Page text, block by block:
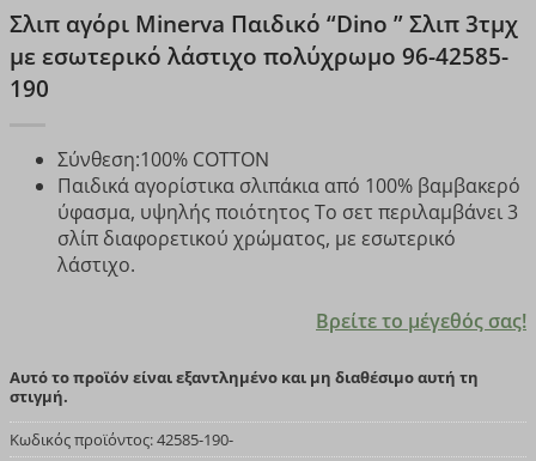
Σλιπ αγόρι Minerva Παιδικό “Dino ” Σλιπ 3τμχ
με εσωτερικό λάστιχο πολύχρωμο 96-42585-
190
Σύνθεση:100% COTTON
Παιδικά αγορίστικα σλιπάκια από 100% βαμβακερό
ύφασμα, υψηλής ποιότητος Το σετ περιλαμβάνει 3
σλίπ διαφορετικού χρώματος, με εσωτερικό
λάστιχο.
Βρείτε το μέγεθός σας!
Αυτό το προϊόν είναι εξαντλημένο και μη διαθέσιμο αυτή τη
στιγμή.
Κωδικός προϊόντος:42585-190-